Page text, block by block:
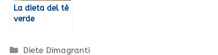
La dieta del tè
verde
Categorie
Diete Dimagranti